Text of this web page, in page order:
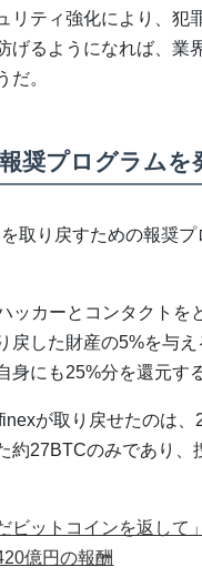
リティ強化により、犯
げるようになれば、業
だ。
奨プログラムを
取り戻すための報奨
ッカーとコンタクトを
戻した財産の5%を与
身にも25%分を還元す
が取り戻せたのは、
約27BTCのみであり、
だビットコインを返し
億円の報酬